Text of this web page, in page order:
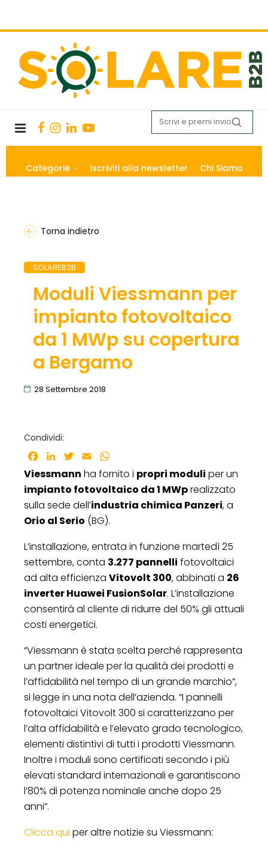
Categorie Iscriviti alla newsletter Chi Siamo
Torna indietro
SOLAREB2B
Moduli Viessmann per
impianto fotovoltaico
da 1 MWp su copertura
a Bergamo
28 Settembre 2018
Condividi:
Facebook
LinkedInTwitter
Email
Viessmann ha fornito i propri moduli per un
impianto fotovoltaico da 1 MWprealizzato
sulla sede dell’industria chimica Panzeri, a
Orio al Serio (BG).
L’installazione, entrata in funzione martedì 25
settembre, conta 3.277 pannelli fotovoltaici
ad alta efficienza Vitovolt 300, abbinati a 26
inverter Huawei FusionSolar. L’installazione
consentirà al cliente di ridurre del 50% gli attuali
costi energetici.
“Viessmann è stata scelta perché rappresenta
un partner ideale per la qualità dei prodotti e
l’affidabilità nel tempo di un grande marchio”,
si legge in una nota dell’azienda. “I pannelli
fotovoltaici Vitovolt 300 si caratterizzano per
l’alta affidabilità e l’elevato grado tecnologico,
elementi distintivi di tutti i prodotti Viessmann.
Inoltre i moduli sono certificati secondo i più
elevati standard internazionali e garantiscono
l’80% di potenza nominale anche dopo 25
anni”.
Clicca qui per altre notizie su Viessmann: